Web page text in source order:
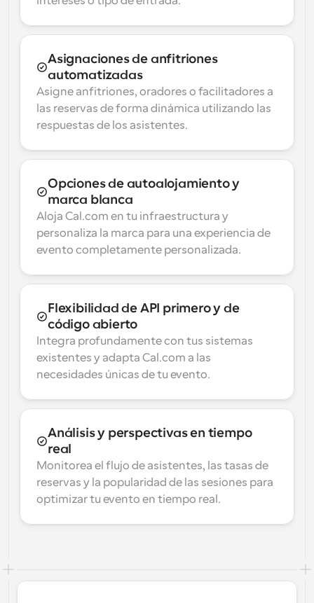
Asignaciones de anfitriones
automatizadas
Asigne anfitriones, oradores o facilitadores a
las reservas de forma dinámica utilizando las
respuestas de los asistentes.
Opciones de autoalojamiento y
marca blanca
Aloja Cal.com en tu infraestructura y
personaliza la marca para una experiencia de
evento completamente personalizada.
Flexibilidad de API primero y de
código abierto
Integra profundamente con tus sistemas
existentes y adapta Cal.com a las
necesidades únicas de tu evento.
Análisis y perspectivas en tiempo
real
Monitorea el flujo de asistentes, las tasas de
reservas y la popularidad de las sesiones para
optimizar tu evento en tiempo real.